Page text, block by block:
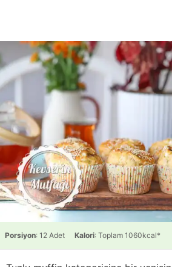
Porsiyon: 12 Adet Kalori: Toplam 1060kcal*